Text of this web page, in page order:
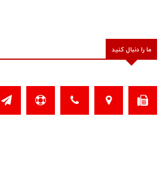
ما را دنبال کنید